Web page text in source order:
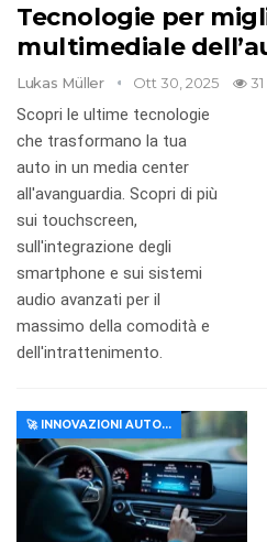
Tecnologie per
multimediale
Lukas Müller Ott 30, 2025 31
Scopri le ultime tecnologie
che trasformano la tua
auto in un media center
all'avanguardia. Scopri di più
sui touchscreen,
sull'integrazione degli
smartphone e sui sistemi
audio avanzati per il
massimo della comodità e
dell'intrattenimento.
🚀 INNOVAZIONI AUTOMOBILISTICHE